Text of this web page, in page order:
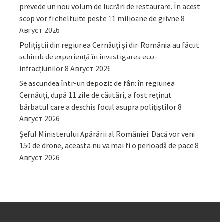
prevede un nou volum de lucrări de restaurare. În acest
scop vor fi cheltuite peste 11 milioane de grivne 8
Август 2026
Polițiștii din regiunea Cernăuți și din România au făcut
schimb de experiență în investigarea eco-
infracțiunilor8 Август 2026
Se ascundea într-un depozit de fân: în regiunea
Cernăuți, după 11 zile de căutări, a fost reținut
bărbatul care a deschis focul asupra polițiștilor8
Август 2026
Șeful Ministerului Apărării al României: Dacă vor veni
150 de drone, aceasta nu va mai fi o perioadă de pace 8
Август 2026